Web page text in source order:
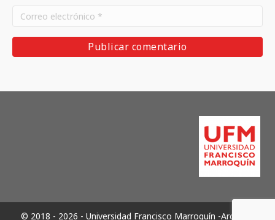
© 2018 - 2026 - Universidad Francisco Marroquín -Archivos